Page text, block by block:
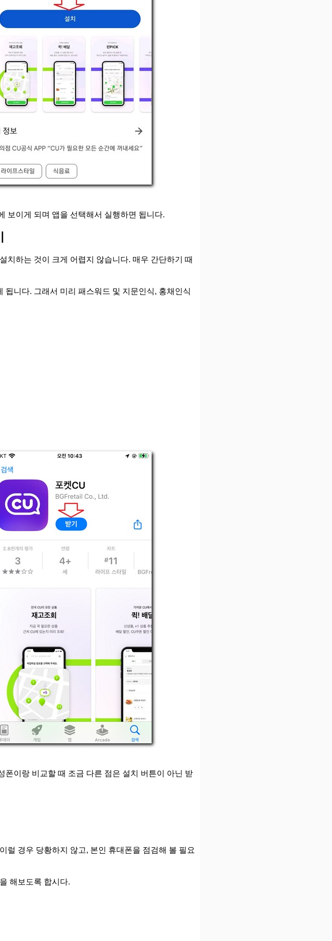
보이게 되며 앱을 선택해서 실행하면 됩니다.
치하는 것이 크게 어렵지 않습니다. 매우 간단하기 때
니다. 그래서 미리 패스워드 및 지문인식, 홍채인식
이랑 비교할 때 조금 다른 점은 설치 버튼이 아닌 받
럴 경우 당황하지 않고, 본인 휴대폰을 점검해 볼 필요
해보도록 합시다.